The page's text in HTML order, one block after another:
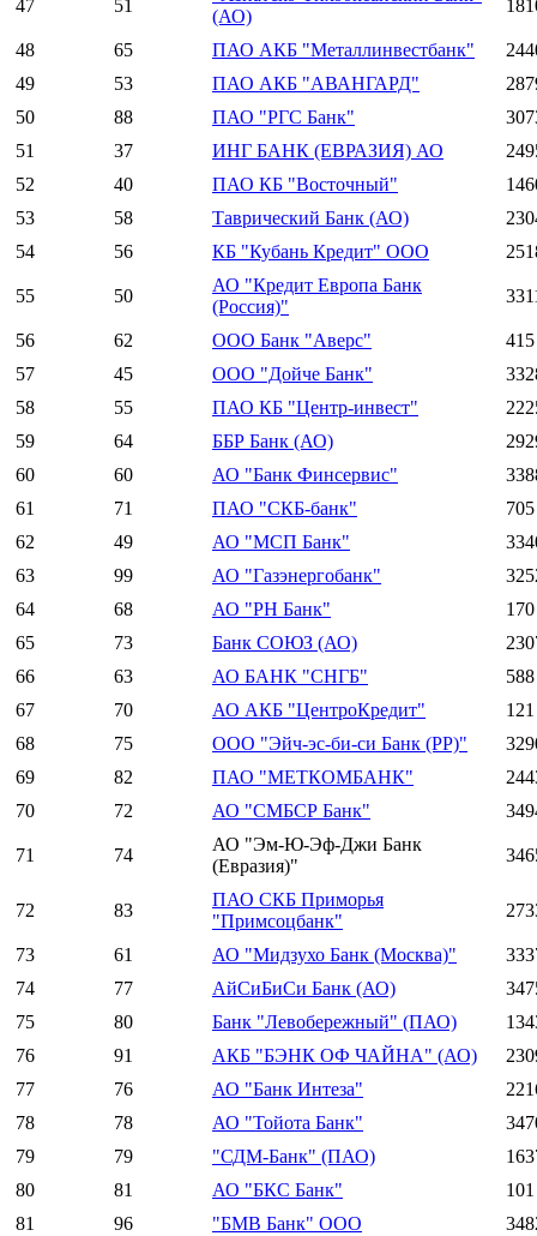
47 51
(АО)
48 65 ПАО АКБ "Металлинвестбанк"
49
53 ПАО АКБ "АВАНГАРД"
50
88 ПАО "РГС Банк"
51
37 ИНГ БАНК (ЕВРАЗИЯ) АО
52
40 ПАО КБ "Восточный"
53
58 Таврический Банк (АО)
54
56 КБ "Кубань Кредит" ООО
55 50
АО "Кредит Европа Банк
(Россия)"
56 62 ООО Банк "Аверс"
415
57
45 ООО "Дойче Банк"
58
55 ПАО КБ "Центр-инвест"
59
64 ББР Банк (АО)
60
60 АО "Банк Финсервис"
61
71 ПАО "СКБ-банк"
705
62
49 АО "МСП Банк"
63
99 АО "Газэнергобанк"
64
68 АО "РН Банк"
170
65
73 Банк СОЮЗ (АО)
66
63 АО БАНК "СНГБ"
588
67
70 АО АКБ "ЦентроКредит"
121
68
75 ООО "Эйч-эс-би-си Банк (РР)"
69
82 ПАО "МЕТКОМБАНК"
70
72 АО "СМБСР Банк"
71 74
АО "Эм-Ю-Эф-Джи Банк
(Евразия)"
72 83
ПАО СКБ Приморья
"Примсоцбанк"
73 61 АО "Мидзухо Банк (Москва)"
74
77 АйСиБиСи Банк (АО)
75
80 Банк "Левобережный" (ПАО)
76
91 АКБ "БЭНК ОФ ЧАЙНА" (АО)
77
76 АО "Банк Интеза"
78
78 АО "Тойота Банк"
79
79 "СДМ-Банк" (ПАО)
80
81 АО "БКС Банк"
101
81
96 "БМВ Банк" ООО